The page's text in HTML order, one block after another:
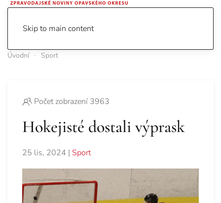
Skip to main content
Úvodní Sport
Počet zobrazení 3963
Hokejisté dostali výprask
25 lis, 2024 | Sport